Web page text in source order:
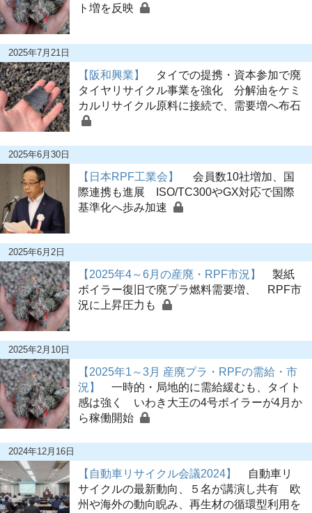
ト増を反映
2025年7月21日
【阪和興業】
タイでの提携・資本参加で廃
タイヤリサイクル事業を強化 分解油をケミ
カルリサイクル原料に接続で、需要増へ布石
2025年6月30日
【日本RPF工業会】
会員数10社増加、国
際連携も進展 ISO/TC300やGX対応で国際
基準化へ歩み加速
2025年6月2日
【2025年4～6月の産廃・RPF市況】
製紙
ボイラー復旧で廃プラ燃料需要増、 RPF市
況に上昇圧力も
2025年2月10日
【2025年1～3月 産廃プラ・RPFの需給・市
況】
一時的・局地的に需給緩むも、タイト
感は強く いわき大王の4号ボイラーが4月か
ら稼働開始
2024年12月16日
【自動車リサイクル会議2024】
自動車リ
サイクルの最新動向、５名が講演し共有 欧
州や海外の動向睨み、再生材の循環型利用を